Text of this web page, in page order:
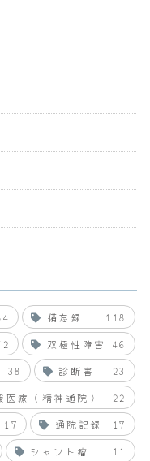
備忘録
118
双極性障害
46
38 診断書
23
医療（精神通院）
22
17 通院記録
17
シャント瘤
11